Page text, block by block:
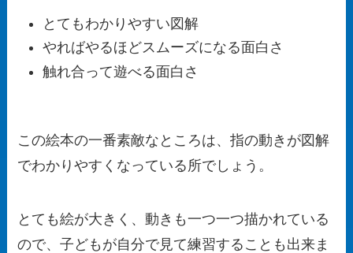
とてもわかりやすい図解
やればやるほどスムーズになる面白さ
触れ合って遊べる面白さ
この絵本の一番素敵なところは、指の動きが図解
でわかりやすくなっている所でしょう。
とても絵が大きく、動きも一つ一つ描かれている
ので、子どもが自分で見て練習することも出来ま